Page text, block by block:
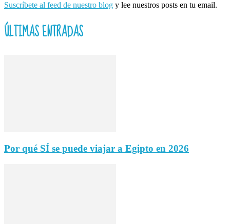
Suscríbete al feed de nuestro blog y lee nuestros posts en tu email.
ÚLTIMAS ENTRADAS
Por qué SÍ se puede viajar a Egipto en 2026